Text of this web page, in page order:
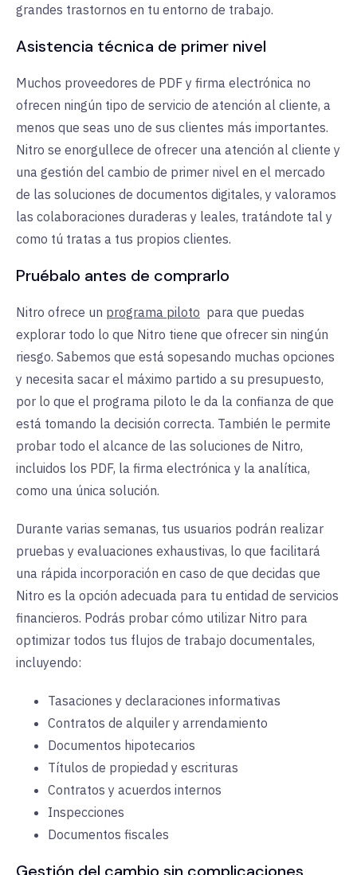
grandes trastornos en tu entorno de trabajo.
Asistencia técnica de primer nivel
Muchos proveedores de PDF y firma electrónica no
ofrecen ningún tipo de servicio de atención al cliente, a
menos que seas uno de sus clientes más importantes.
Nitro se enorgullece de ofrecer una atención al cliente y
una gestión del cambio de primer nivel en el mercado
de las soluciones de documentos digitales, y valoramos
las colaboraciones duraderas y leales, tratándote tal y
como tú tratas a tus propios clientes.
Pruébalo antes de comprarlo
Nitro ofrece un programa piloto para que puedas
explorar todo lo que Nitro tiene que ofrecer sin ningún
riesgo. Sabemos que está sopesando muchas opciones
y necesita sacar el máximo partido a su presupuesto,
por lo que el programa piloto le da la confianza de que
está tomando la decisión correcta. También le permite
probar todo el alcance de las soluciones de Nitro,
incluidos los PDF, la firma electrónica y la analítica,
como una única solución.
Durante varias semanas, tus usuarios podrán realizar
pruebas y evaluaciones exhaustivas, lo que facilitará
una rápida incorporación en caso de que decidas que
Nitro es la opción adecuada para tu entidad de servicios
financieros. Podrás probar cómo utilizar Nitro para
optimizar todos tus flujos de trabajo documentales,
incluyendo:
Tasaciones y declaraciones informativas
Contratos de alquiler y arrendamiento
Documentos hipotecarios
Títulos de propiedad y escrituras
Contratos y acuerdos internos
Inspecciones
Documentos fiscales
Gestión del cambio sin complicaciones